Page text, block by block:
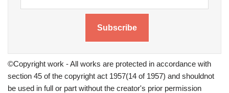
Subscribe
©Copyright work - All works are protected in accordance with
section 45 of the copyright act 1957(14 of 1957) and shouldnot
be used in full or part without the creator's prior permission